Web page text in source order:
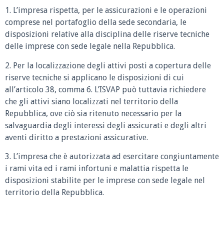
1. L’impresa rispetta, per le assicurazioni e le operazioni
comprese nel portafoglio della sede secondaria, le
disposizioni relative alla disciplina delle riserve tecniche
delle imprese con sede legale nella Repubblica.
2. Per la localizzazione degli attivi posti a copertura delle
riserve tecniche si applicano le disposizioni di cui
all’articolo 38, comma 6. L’ISVAP può tuttavia richiedere
che gli attivi siano localizzati nel territorio della
Repubblica, ove ciò sia ritenuto necessario per la
salvaguardia degli interessi degli assicurati e degli altri
aventi diritto a prestazioni assicurative.
3. L’impresa che è autorizzata ad esercitare congiuntamente
i rami vita ed i rami infortuni e malattia rispetta le
disposizioni stabilite per le imprese con sede legale nel
territorio della Repubblica.